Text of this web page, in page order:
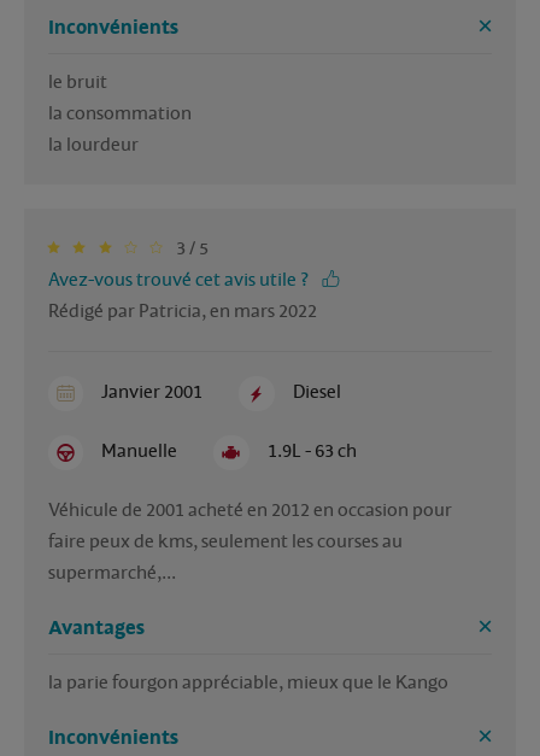
Inconvénients
le bruit
la consommation
la lourdeur
3 / 5
Avez-vous trouvé cet avis utile ?
Rédigé par Patricia, en mars 2022
Janvier 2001 Diesel
Manuelle 1.9L - 63 ch
Véhicule de 2001 acheté en 2012 en occasion pour
faire peux de kms, seulement les courses au
supermarché,...
Avantages
la parie fourgon appréciable, mieux que le Kango
Inconvénients